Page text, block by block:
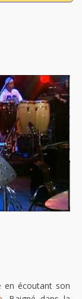
en écoutant son